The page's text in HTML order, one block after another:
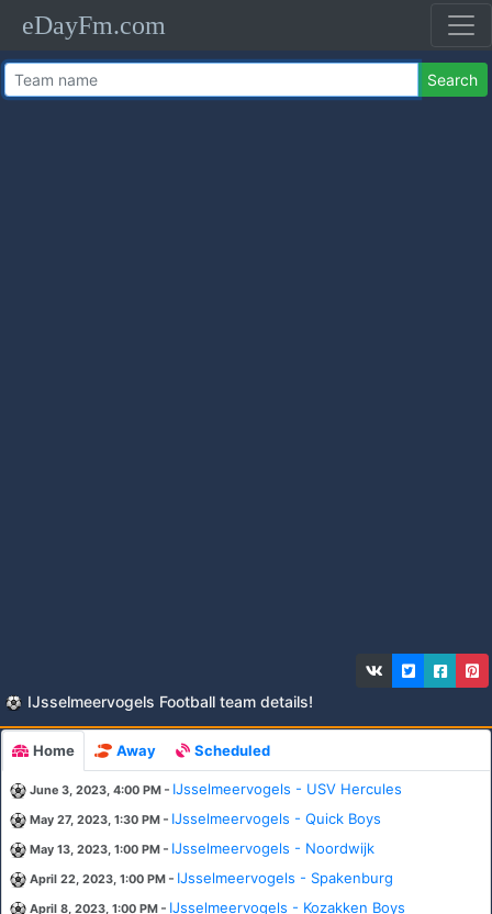
eDayFm.com
Search
IJsselmeervogels Football team details!
Home Away Scheduled
June 3, 2023, 4:00 PM - IJsselmeervogels - USV Hercules
May 27, 2023, 1:30 PM - IJsselmeervogels - Quick Boys
May 13, 2023, 1:00 PM - IJsselmeervogels - Noordwijk
April 22, 2023, 1:00 PM - IJsselmeervogels - Spakenburg
April 8, 2023, 1:00 PM - IJsselmeervogels - Kozakken Boys